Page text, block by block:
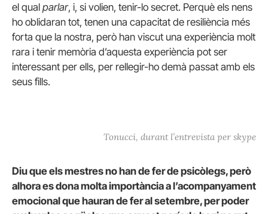
el qual parlar, i, si volien, tenir-lo secret. Perquè els nens
ho oblidaran tot, tenen una capacitat de resiliència més
forta que la nostra, però han viscut una experiència molt
rara i tenir memòria d’aquesta experiència pot ser
interessant per ells, per rellegir-ho demà passat amb els
seus fills.
Tonucci, durant l’entrevista per skype
Diu que els mestres no han de fer de psicòlegs, però
alhora es dona molta importància a l’acompanyament
emocional que hauran de fer al setembre, per poder